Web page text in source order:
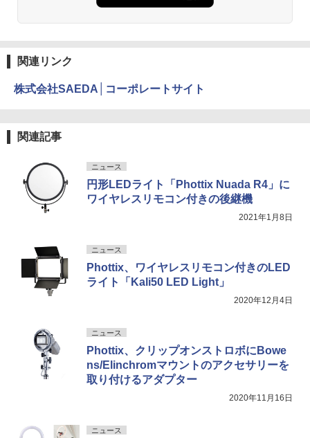
関連リンク
株式会社SAEDA│コーポレートサイト
関連記事
ニュース
円形LEDライト「Phottix Nuada R4」に
ワイヤレスリモコン付きの後継機
2021年1月8日
ニュース
Phottix、ワイヤレスリモコン付きのLED
ライト「Kali50 LED Light」
2020年12月4日
ニュース
Phottix、クリップオンストロボにBowe
ns/Elinchromマウントのアクセサリーを
取り付けるアダプター
2020年11月16日
ニュース